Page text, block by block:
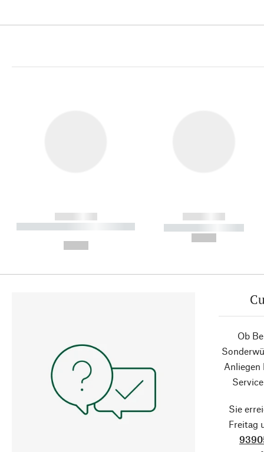
------------
----------- ----------- ----------
------------
----------- -----------
Ob
Anliegen
Sie
Freitag